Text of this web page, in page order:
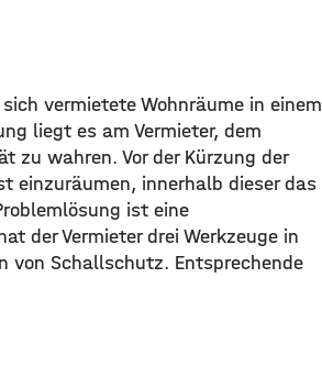
vermietete Wohnräume in einem
liegt es am Vermieter, dem
zu wahren. Vor der Kürzung der
einzuräumen, innerhalb dieser das
ist eine
der Vermieter drei Werkzeuge in
von Schallschutz. Entsprechende